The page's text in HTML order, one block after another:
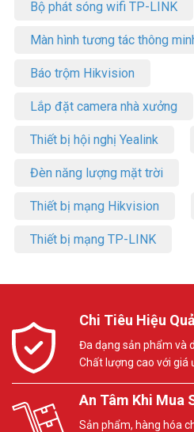
Bộ phát sóng wifi TP-LINK
Màn hình tương tác thông
Báo trộm Hikvision
Lắp đặt camera nhà xưởng
Thiết bị hội nghị Yealink
Đèn năng lượng mặt trời
Thiết bị mạng Hikvision
Thiết bị mạng TP-LINK
Chi Tiêu Hiệu Quả
Đa dạng sản phẩm và
Chất lượng cao với giá
An Tâm Khi Mua
Sản phẩm, hàng hóa